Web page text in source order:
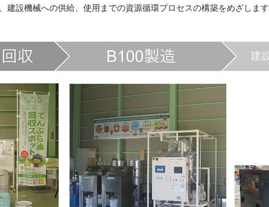
建設機械への供給、使用までの資源循環プロセスの構築をめざします